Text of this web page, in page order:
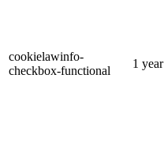
cookielawinfo-
checkbox-functional
1 year